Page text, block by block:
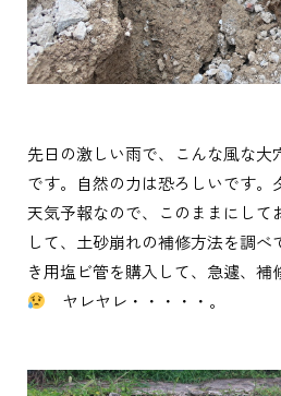
先日の激しい雨で、こんな風な大
です。自然の力は恐ろしいです。
天気予報なので、このままにして
して、土砂崩れの補修方法を調
き用塩ビ管を購入して、急遽、補
ヤレヤレ・・・・・。